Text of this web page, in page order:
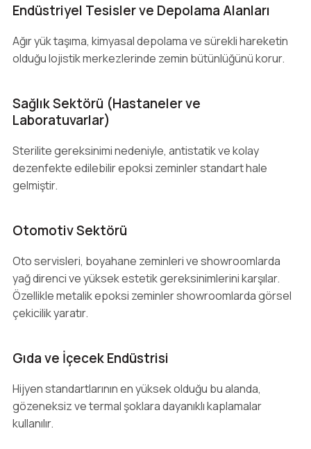
Endüstriyel Tesisler ve Depolama Alanları
Ağır yük taşıma, kimyasal depolama ve sürekli hareketin
olduğu lojistik merkezlerinde zemin bütünlüğünü korur.
Sağlık Sektörü (Hastaneler ve
Laboratuvarlar)
Sterilite gereksinimi nedeniyle, antistatik ve kolay
dezenfekte edilebilir epoksi zeminler standart hale
gelmiştir.
Otomotiv Sektörü
Oto servisleri, boyahane zeminleri ve showroomlarda
yağ direnci ve yüksek estetik gereksinimlerini karşılar.
Özellikle metalik epoksi zeminler showroomlarda görsel
çekicilik yaratır.
Gıda ve İçecek Endüstrisi
Hijyen standartlarının en yüksek olduğu bu alanda,
gözeneksiz ve termal şoklara dayanıklı kaplamalar
kullanılır.